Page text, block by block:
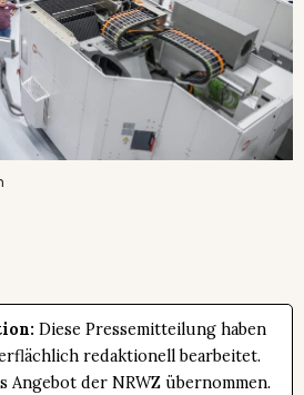
Diese Pressemitteilung haben
redaktionell bearbeitet.
Angebot der NRWZ übernommen.